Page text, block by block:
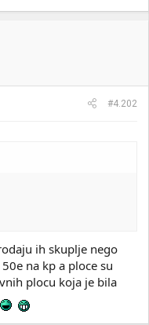
#4.202
ih skuplje nego
na kp a ploce su
plocu koja je bila